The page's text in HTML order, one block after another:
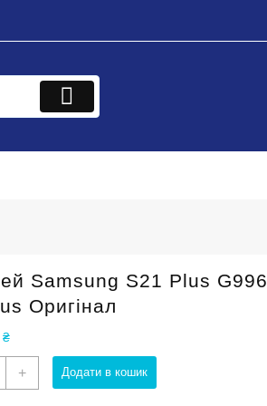
Samsung S21 Plus G996
Оригінал
₴
+ Додати в кошик